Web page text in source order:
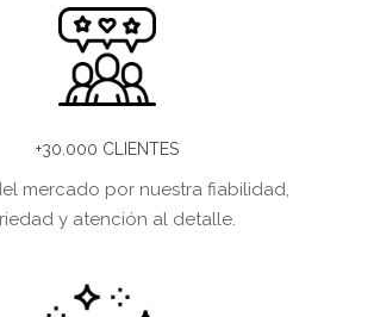
+30.000 CLIENTES
mercado por nuestra fiabilidad,
y atención al detalle.